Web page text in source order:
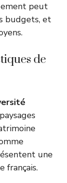
peut
budgets, et
de
une
français.